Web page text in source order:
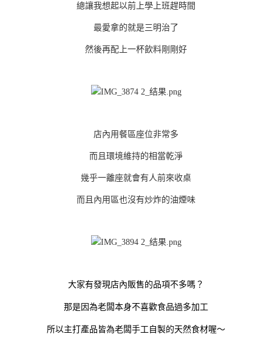
總讓我想起以前上學上班趕時間
最愛拿的就是三明治了
然後再配上一杯飲料剛剛好
店內用餐區座位非常多
而且環境維持的相當乾淨
幾乎一離座就會有人前來收桌
而且內用區也沒有炒炸的油煙味
大家有發現店內販售的品項不多嗎？
那是因為老闆本身不喜歡食品過多加工
所以主打產品皆為老闆手工自製的天然食材喔～